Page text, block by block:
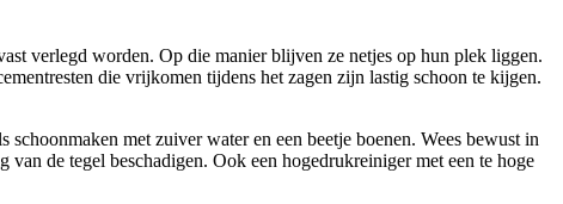
verlegd worden. Op die manier blijven ze netjes op hun plek liggen.
die vrijkomen tijdens het zagen zijn lastig schoon te kijgen.
met zuiver water en een beetje boenen. Wees bewust in
van de tegel beschadigen. Ook een hogedrukreiniger met een te hoge